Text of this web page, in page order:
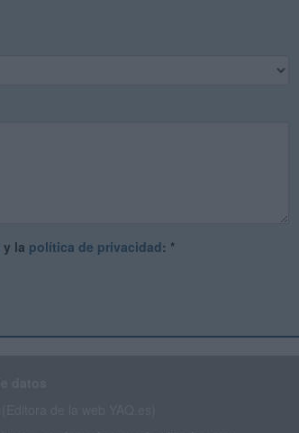
y la política de privacidad: *